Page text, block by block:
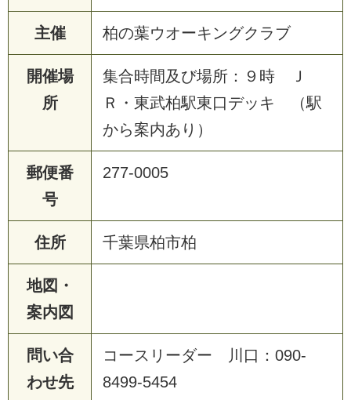
主催 柏の葉ウオーキングクラブ
開催場
所
集合時間及び場所：９時 Ｊ
Ｒ・東武柏駅東口デッキ （駅
から案内あり）
郵便番
号
277-0005
住所 千葉県柏市柏
地図・
案内図
問い合
わせ先
コースリーダー 川口：090-
8499-5454